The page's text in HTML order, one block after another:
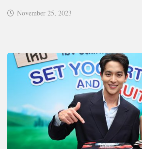
November 25, 2023